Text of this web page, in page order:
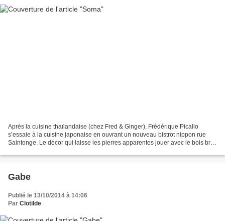
Après la cuisine thaïlandaise (chez Fred & Ginger), Frédérique Picallo
s’essaie à la cuisine japonaise en ouvrant un nouveau bistrot nippon rue
Saintonge. Le décor qui laisse les pierres apparentes jouer avec le bois brut,
Gabe
Publié le 13/10/2014 à 14:06
Par Clotilde